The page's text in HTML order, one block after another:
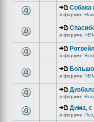
Собака
в форуме
в форуме
в форуме
в форуме
в форуме
Дима, с
в форуме